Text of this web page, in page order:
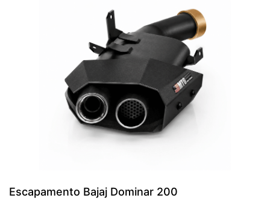
Escapamento Bajaj Dominar 200